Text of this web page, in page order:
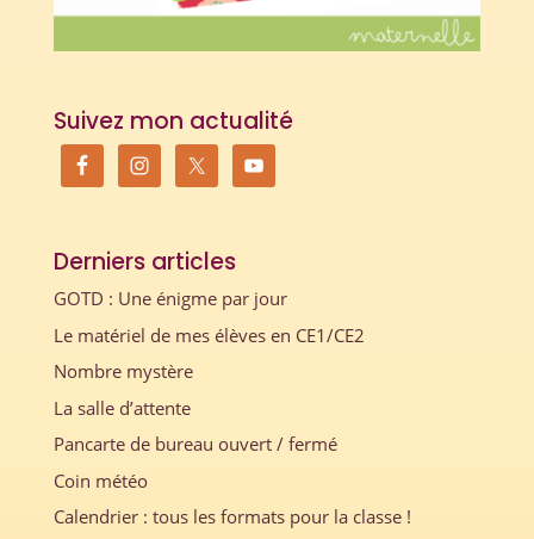
Suivez mon actualité
Derniers articles
GOTD : Une énigme par jour
Le matériel de mes élèves en CE1/CE2
Nombre mystère
La salle d’attente
Pancarte de bureau ouvert / fermé
Coin météo
Calendrier : tous les formats pour la classe !